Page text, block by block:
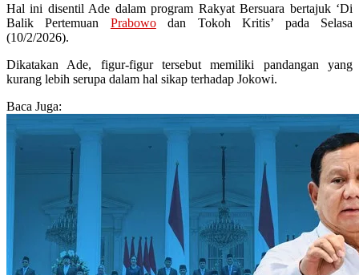
Hal ini disentil Ade dalam program Rakyat Bersuara bertajuk ‘Di
Balik Pertemuan Prabowodan Tokoh Kritis’ pada Selasa
(10/2/2026).
Dikatakan Ade, figur-figur tersebut memiliki pandangan yang
kurang lebih serupa dalam hal sikap terhadap Jokowi.
Baca Juga: